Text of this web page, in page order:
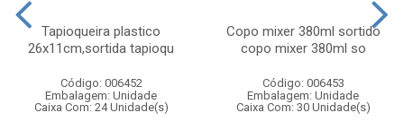
Tapioqueira plastico
26x11cm,sortida tapioqu
Código: 006452
Embalagem: Unidade
Caixa Com: 24 Unidade(s)
Copo mixer 380ml sortido
copo mixer 380ml so
Código: 006453
Embalagem: Unidade
Caixa Com: 30 Unidade(s)